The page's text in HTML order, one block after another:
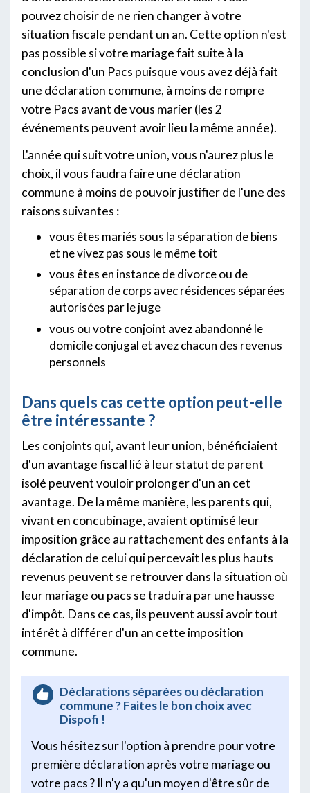
pouvez choisir de ne rien changer à votre
situation fiscale pendant un an. Cette option n'est
pas possible si votre mariage fait suite à la
conclusion d'un Pacs puisque vous avez déjà fait
une déclaration commune, à moins de rompre
votre Pacs avant de vous marier (les 2
événements peuvent avoir lieu la même année).
L'année qui suit votre union, vous n'aurez plus le
choix, il vous faudra faire une déclaration
commune à moins de pouvoir justifier de l'une des
raisons suivantes :
vous êtes mariés sous la séparation de biens
et ne vivez pas sous le même toit
vous êtes en instance de divorce ou de
séparation de corps avec résidences séparées
autorisées par le juge
vous ou votre conjoint avez abandonné le
domicile conjugal et avez chacun des revenus
personnels
Dans quels cas cette option peut-elle
être intéressante ?
Les conjoints qui, avant leur union, bénéficiaient
d'un avantage fiscal lié à leur statut de parent
isolé peuvent vouloir prolonger d'un an cet
avantage. De la même manière, les parents qui,
vivant en concubinage, avaient optimisé leur
imposition grâce au rattachement des enfants à la
déclaration de celui qui percevait les plus hauts
revenus peuvent se retrouver dans la situation où
leur mariage ou pacs se traduira par une hausse
d'impôt. Dans ce cas, ils peuvent aussi avoir tout
intérêt à différer d'un an cette imposition
commune.
Déclarations séparées ou déclaration
commune ? Faites le bon choix avec
Dispofi !
Vous hésitez sur l'option à prendre pour votre
première déclaration après votre mariage ou
votre pacs ? Il n'y a qu'un moyen d'être sûr de